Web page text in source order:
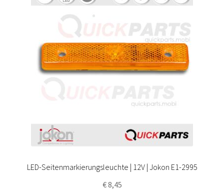
LED-Seitenmarkierungsleuchte | 12V | Jokon E1-2995
€8,45